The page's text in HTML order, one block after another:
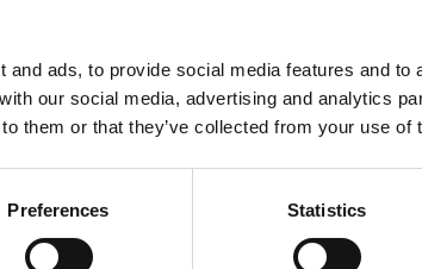
and ads, to provide social media features and to
our social media, advertising and analytics
them or that they’ve collected from your use of
Preferences Statistics